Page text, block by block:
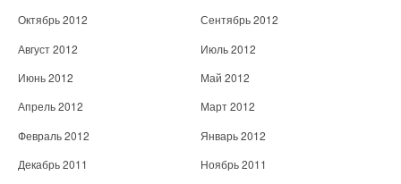
Октябрь 2012
Сентябрь 2012
Август 2012
Июль 2012
Июнь 2012
Май 2012
Апрель 2012
Март 2012
Февраль 2012
Январь 2012
Декабрь 2011
Ноябрь 2011